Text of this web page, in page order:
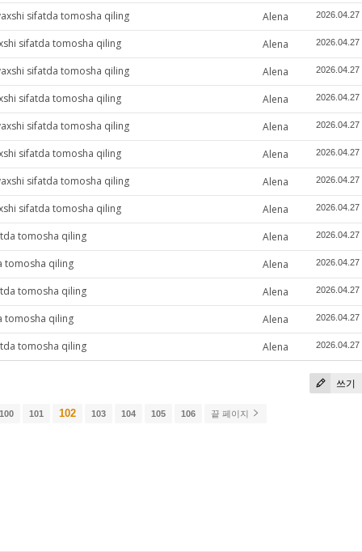
sifatda tomosha qiling Alena 2026.04.27
sifatda tomosha qiling Alena 2026.04.27
sifatda tomosha qiling Alena 2026.04.27
sifatda tomosha qiling Alena 2026.04.27
sifatda tomosha qiling Alena 2026.04.27
sifatda tomosha qiling Alena 2026.04.27
sifatda tomosha qiling Alena 2026.04.27
sifatda tomosha qiling Alena 2026.04.27
tomosha qiling Alena 2026.04.27
tomosha qiling Alena 2026.04.27
tomosha qiling Alena 2026.04.27
tomosha qiling Alena 2026.04.27
tomosha qiling Alena 2026.04.27
쓰기
100 101 102 103 104 105 106 끝 페이지